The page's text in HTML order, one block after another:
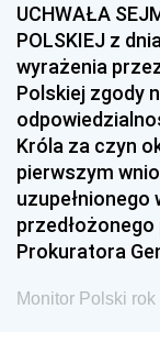
UCHWAŁA
POLSKIEJ z
wyrażenia
Polskiej zgody
Króla za czyn
pierwszym
uzupełnionego
Prokuratora
Monitor Polski